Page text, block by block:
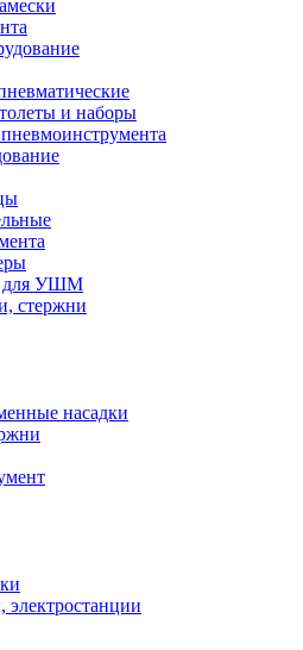
и наборы
для УШМ
стержни
насадки